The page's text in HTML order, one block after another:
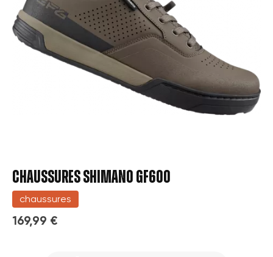
CHAUSSURES SHIMANO GF600
chaussures
169,99 €